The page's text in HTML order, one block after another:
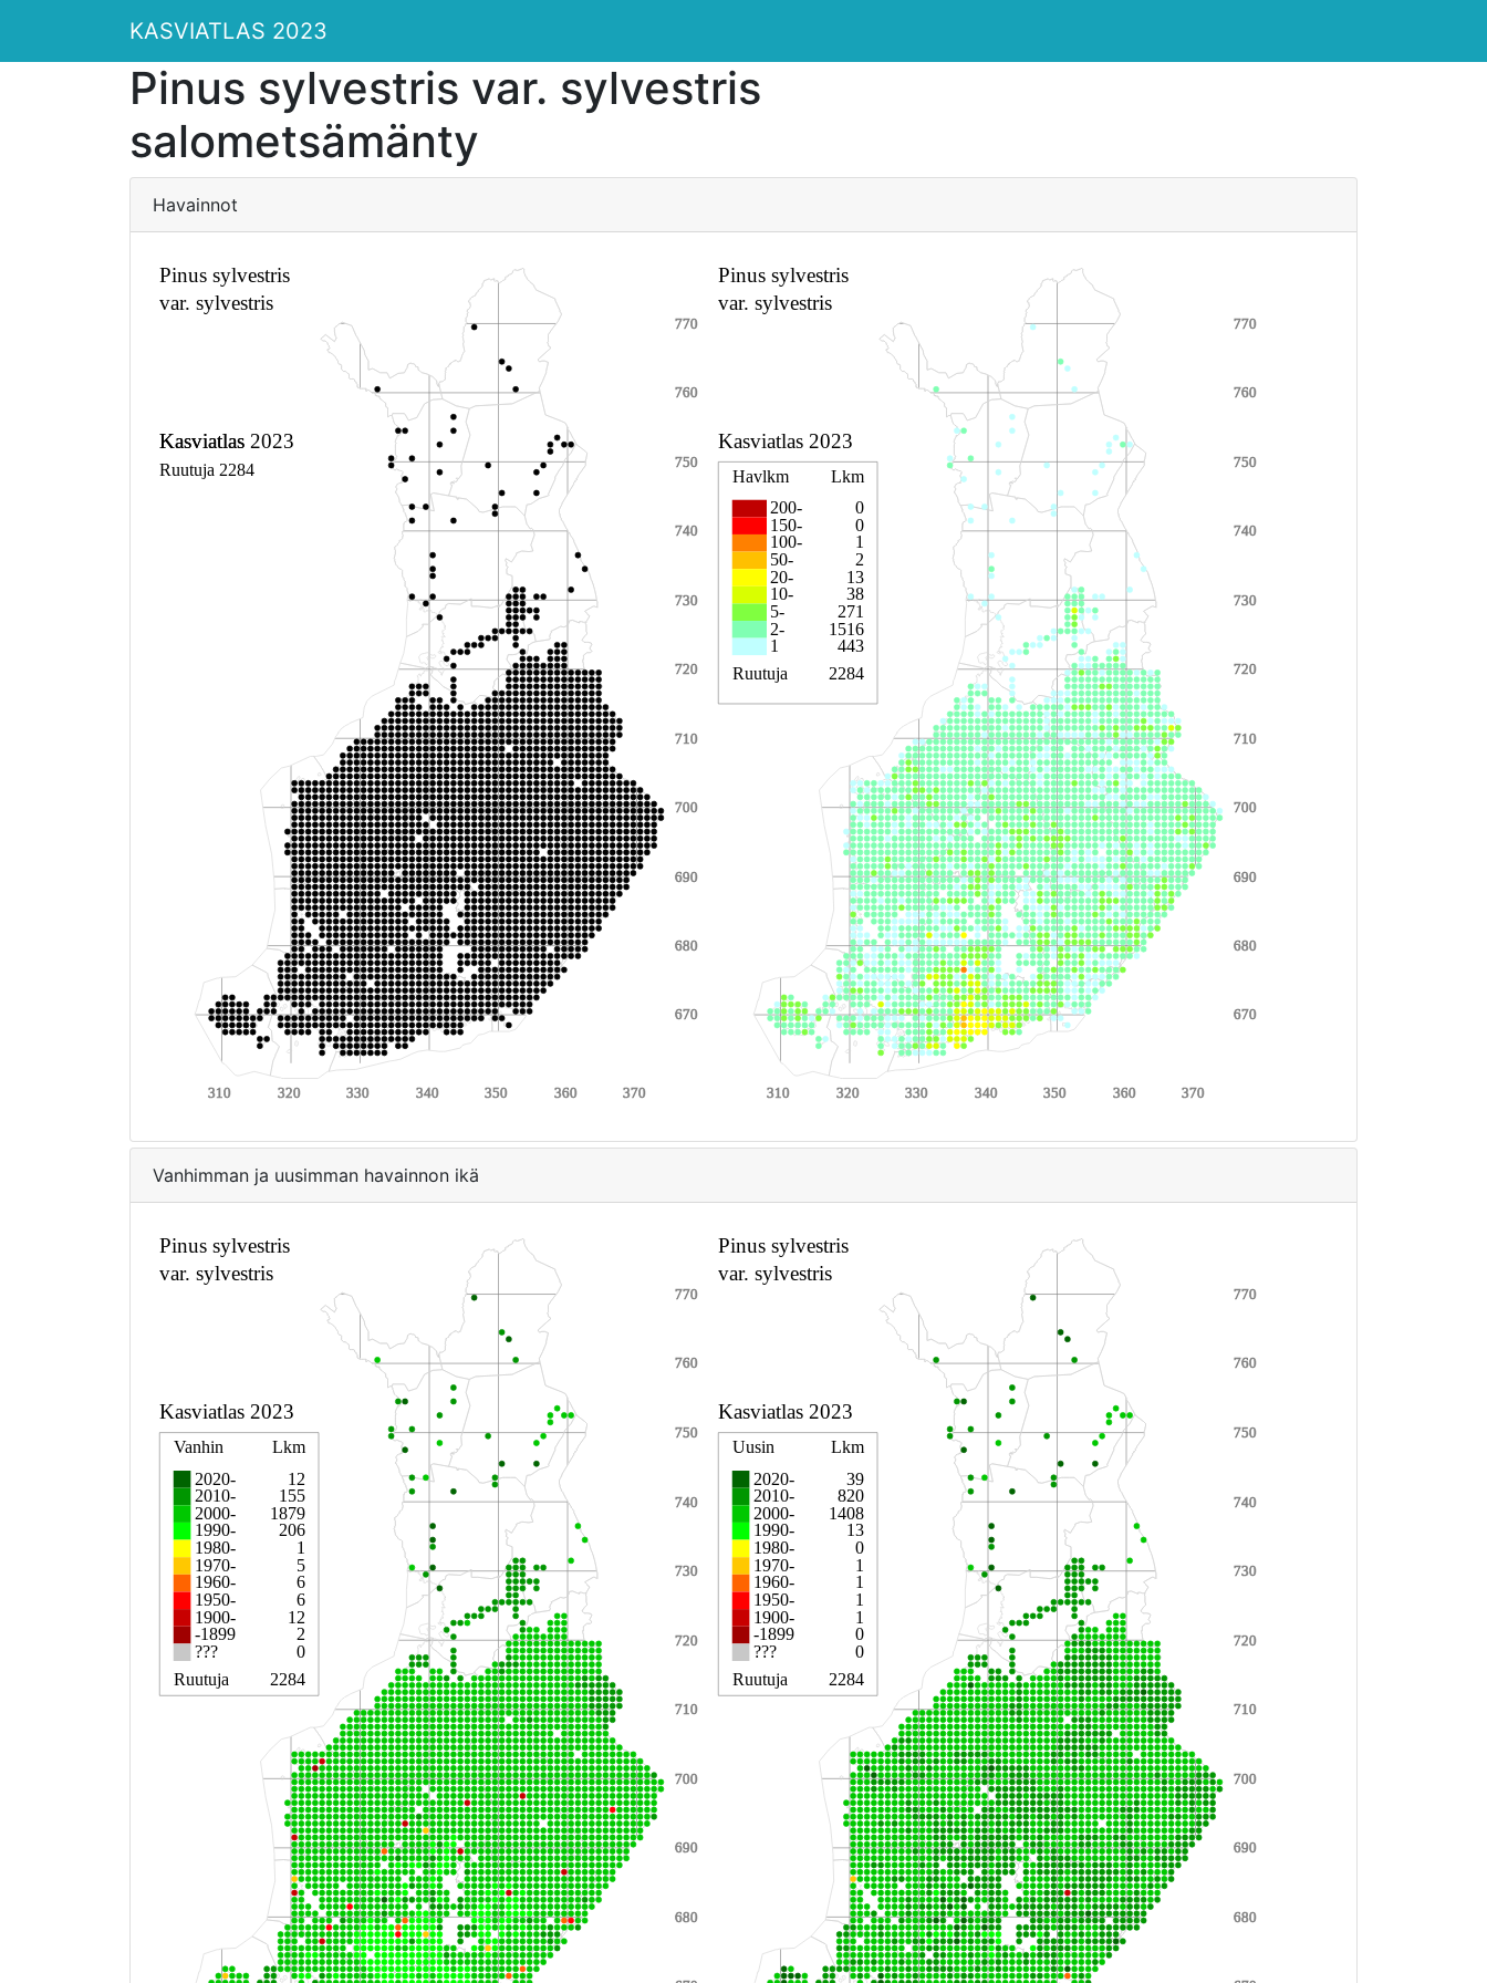
KASVIATLAS 2023
Pinus sylvestris var. sylvestris
salometsämänty
Havainnot
Vanhimman ja uusimman havainnon ikä